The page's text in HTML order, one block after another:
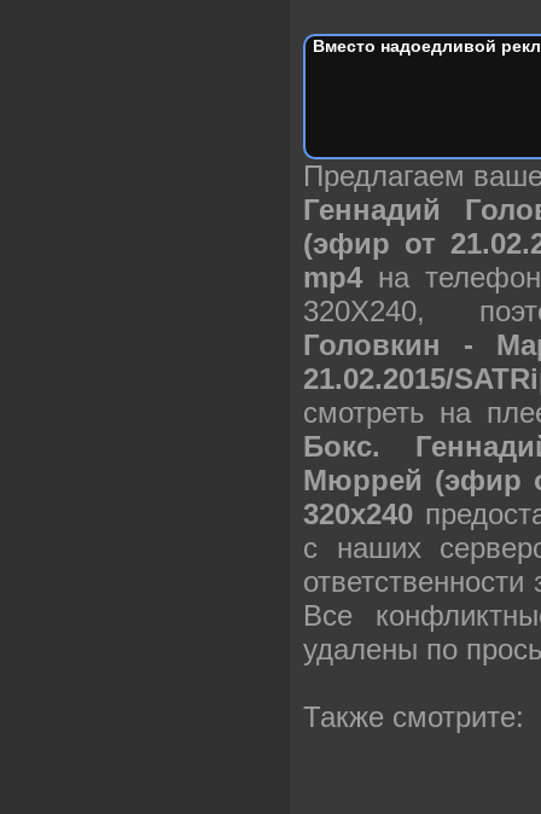
Вместо надоедливой
Предлагаем
Геннадий
(эфир от
mp4 на
320X240,
Головкин -
21.02.2015/
смотреть на
Бокс.
Мюррей (эфир
320х240
с наших
Все
удалены по
Также смотрите: